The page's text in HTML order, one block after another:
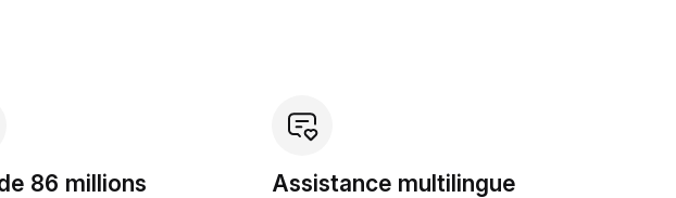
86 millions
Assistance multilingue